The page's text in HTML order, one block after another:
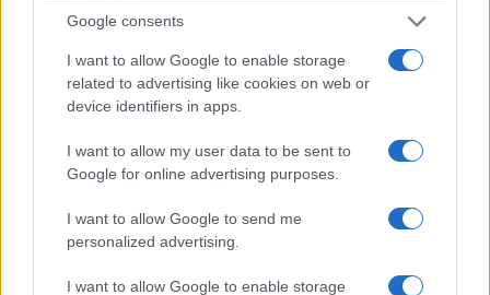
Google consents
I want to allow Google to enable storage
related to advertising like cookies on web or
device identifiers in apps.
I want to allow my user data to be sent to
Google for online advertising purposes.
I want to allow Google to send me
personalized advertising.
I want to allow Google to enable storage
Σύμφωνα με πληροφορίες στο πλαίσιο της έρευνάς του
ο εισαγγελέας θα «ψάξει» τόσο ευθύνες εκείνων που
συμμετέχουν στις καταλήψεις, όσο και τυχόν ευθύνες
Για το λόγο αυτό θα αναζητήσει τις ενέργειες στις